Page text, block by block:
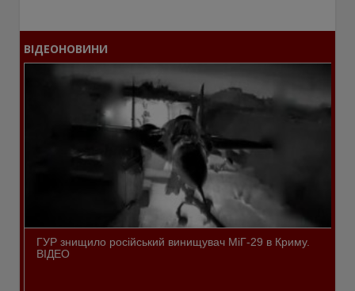
ВІДЕОНОВИНИ
ГУР знищило російський винищувач МіГ-29 в Криму.
ВІДЕО